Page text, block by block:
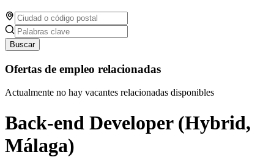
Buscar
Ofertas de empleo relacionadas
Actualmente no hay vacantes relacionadas disponibles
Back-end Developer (Hybrid,
Málaga)